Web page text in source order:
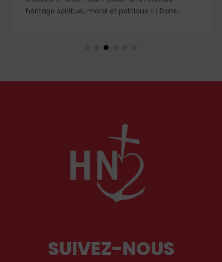
héritage spirituel, moral et politique » | Dans
Castille, mère dévouée et reine de fer, et
lit l'équilibre singulier d'une royauté en acte,
SUIVEZ-NOUS